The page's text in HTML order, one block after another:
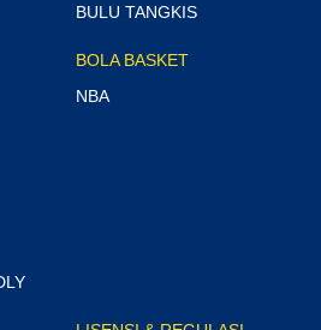
BULU TANGKIS
BOLA BASKET
NBA